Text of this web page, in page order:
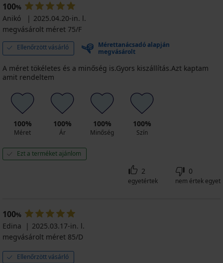
100%
Anikó
2025.04.20-in. l.
megvásárolt méret 75/F
Ellenőrzött vásárló
Mérettanácsadó alapján
megvásárolt
A méret tökéletes és a minőség is.Gyors kiszállítás.Azt kaptam
amit rendeltem
100%
Méret
100%
Ár
100%
Minőség
100%
Szín
Ezt a terméket ajánlom
2
egyetértek
0
nem értek egyet
100%
Edina
2025.03.17-in. l.
megvásárolt méret 85/D
Ellenőrzött vásárló